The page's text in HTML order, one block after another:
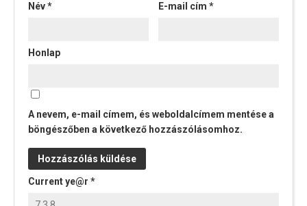
Név* E-mail cím*
Honlap
A nevem, e-mail címem, és weboldalcímem mentése a
böngészőben a következő hozzászólásomhoz.
Current ye@r *